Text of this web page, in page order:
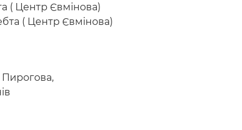
( Центр Євмінова)
( Центр Євмінова)
Пирогова,